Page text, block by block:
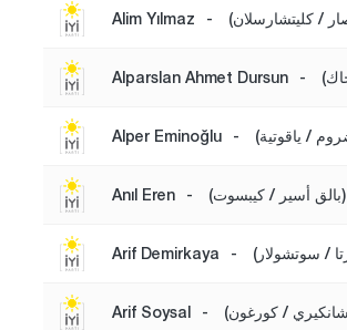
Alim Yılmaz -
Alparslan Ahmet Dursun -
Alper Eminoğlu -
Anıl Eren - (بالق أسير / كيبسوت)
Arif Demirkaya -
Arif Soysal -